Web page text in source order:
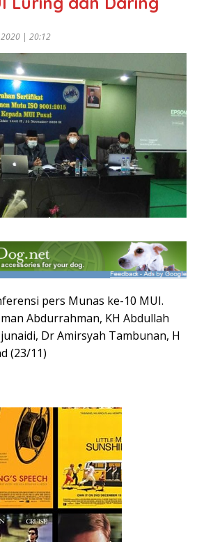
2020 | 20:12
pers Munas ke-10 MUI.
Abdurrahman, KH Abdullah
Dr Amirsyah Tambunan, H
(23/11)